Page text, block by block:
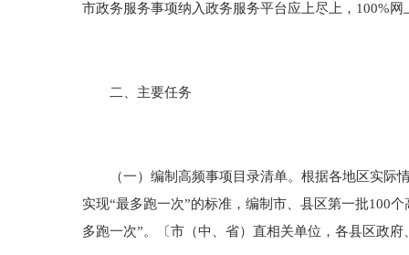
市政务服务事项纳入政务服务平台应上尽上， 100%网
二、主要任务
（一）编制高频事项目录清单。根据各地区实际情
实现“最多跑一次”的标准，编制市、县区第一批100个
多跑一次”。〔市（中、省）直相关单位，各县区政